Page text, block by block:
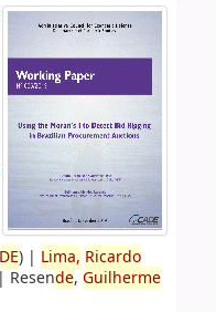
)| Lima, Ricardo
Resende, Guilherme